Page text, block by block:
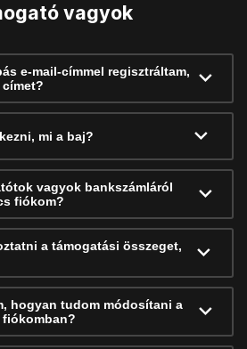
vagyok
e-mail-címmel regisztráltam,
mi a baj?
vagyok bankszámláról
fiókom?
a támogatási összeget,
hogyan tudom módosítani a
fiókomban?